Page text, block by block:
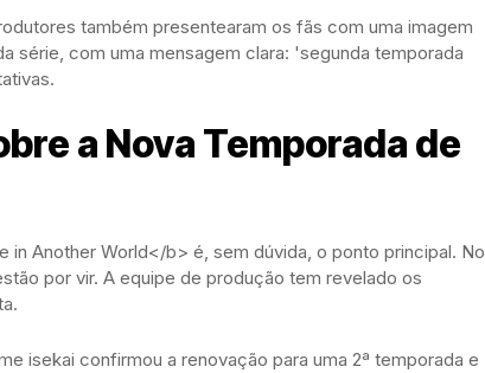
também presentearam os fãs com uma imagem
série, com uma mensagem clara: 'segunda temporada
a Nova Temporada de
Another World</b> é, sem dúvida, o ponto principal. No
por vir. A equipe de produção tem revelado os
isekai confirmou a renovação para uma 2ª temporada e